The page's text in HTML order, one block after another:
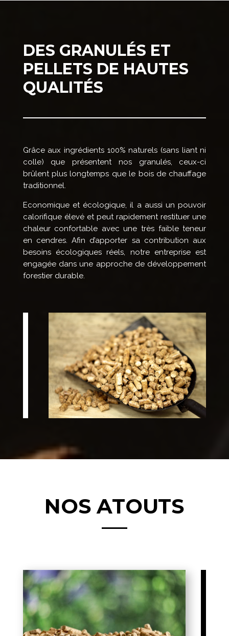
DES GRANULÉS ET
PELLETS DE HAUTES
QUALITÉS
Grâce aux ingrédients 100% naturels (sans liant ni
colle) que présentent nos granulés, ceux-ci
brûlent plus longtemps que le bois de chauffage
traditionnel.
Economique et écologique, il a aussi un pouvoir
calorifique élevé et peut rapidement restituer une
chaleur confortable avec une très faible teneur
en cendres. Afin d’apporter sa contribution aux
besoins écologiques réels, notre entreprise est
engagée dans une approche de développement
forestier durable.
NOS ATOUTS